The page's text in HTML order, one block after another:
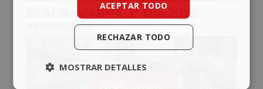
EGM NAVARRA 3ª Ola 2025
EGM
ACEPTAR TODO
RECHAZAR TODO
MOSTRAR DETALLES